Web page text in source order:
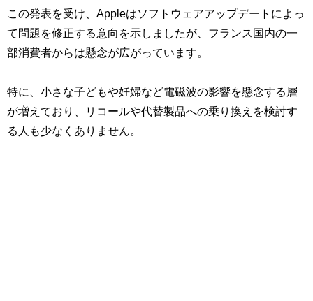
この発表を受け、Appleはソフトウェアアップデートによっ
て問題を修正する意向を示しましたが、フランス国内の一
部消費者からは懸念が広がっています。
特に、小さな子どもや妊婦など電磁波の影響を懸念する層
が増えており、リコールや代替製品への乗り換えを検討す
る人も少なくありません。